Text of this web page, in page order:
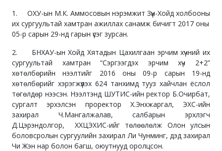
1. ОХУ-ын М.К. Аммосовын нэрэмжит Зүүн-Хойд холбооны
их сургуультай хамтран ажиллах санамж бичигт 2017 оны
05-р сарын 29-нд гарын үсэг зурсан.
2. БНХАУ-ын Хойд Хятадын Цахилгаан эрчим хүчний их
сургуультай хамтран “Сэргээгдэх эрчим хүч 2+2”
хөтөлбөрийн нээлтийг 2016 оны 09-р сарын 19-нд
хөтөлбөрийг хэрэгжүүлэх 624 танхимд тууз хайчлан ёслол
төгөлдөр нээсэн. Нээлтэнд ШУТИС-ийн ректор Б.Очирбат,
сургалт эрхэлсэн проректор Х.Энхжаргал, ЭХС-ийн
захирал Ч.Мангалжалав, салбарын эрхлэгч
Д.Цэрэндолгор, ХХЦЭХИС-ийг төлөөлөлж Олон улсын
боловсролын сургуулийн захирал Ли Чунминг, дэд захирал
Чи Жэн нар болон багш, оюутнууд оролцсон.